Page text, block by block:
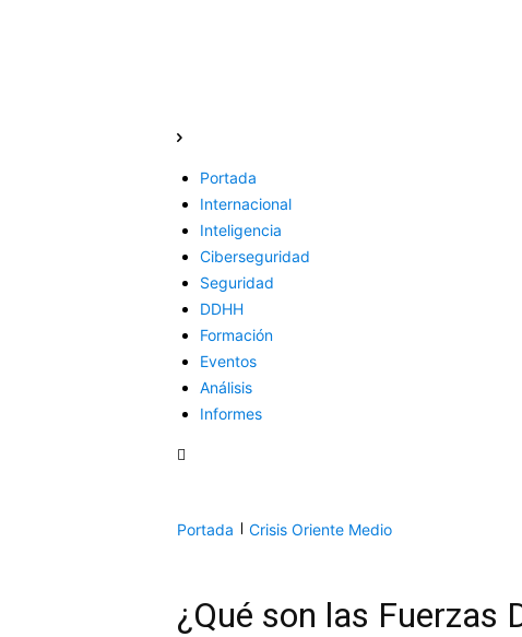
Portada
Internacional
Inteligencia
Ciberseguridad
Seguridad
DDHH
Formación
Eventos
Análisis
Informes
Portada Crisis Oriente Medio
¿Qué son las Fuerzas